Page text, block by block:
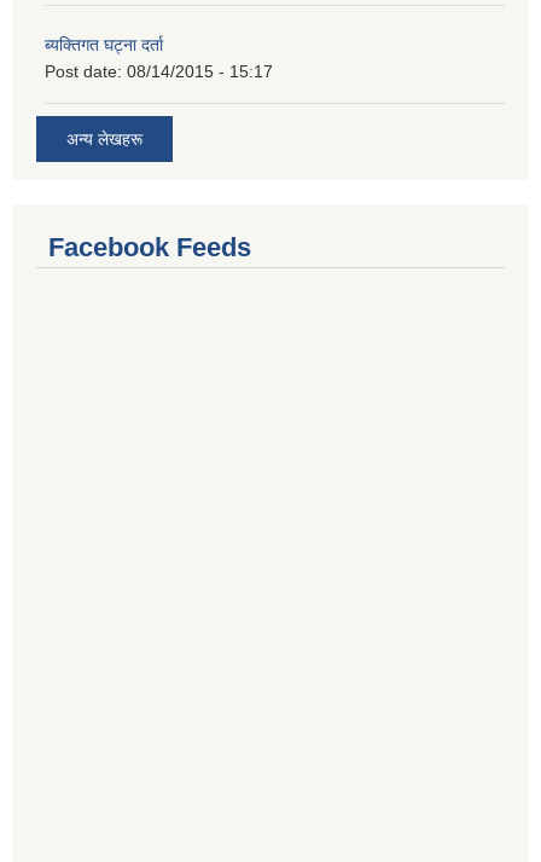
ब्यक्तिगत घट्ना दर्ता
Post date: 08/14/2015 - 15:17
अन्य लेखहरू
Facebook Feeds